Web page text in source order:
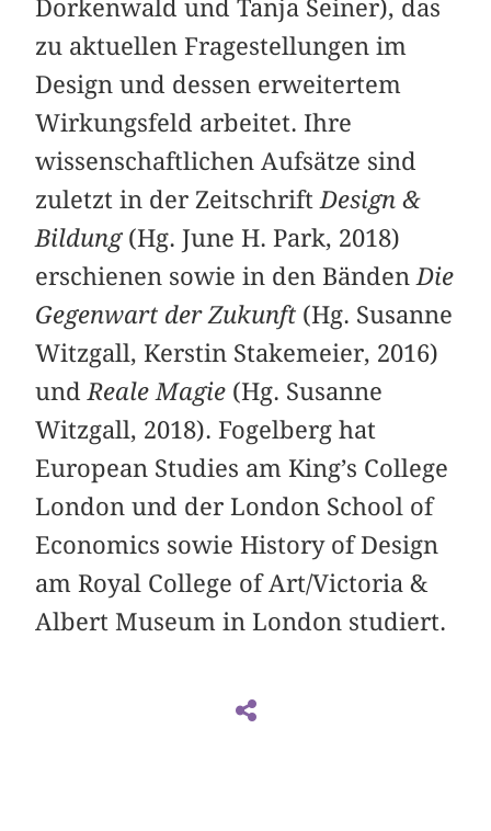
Dorkenwald und Tanja Seiner), das
zu aktuellen Fragestellungen im
Design und dessen erweitertem
Wirkungsfeld arbeitet. Ihre
wissenschaftlichen Aufsätze sind
zuletzt in der Zeitschrift Design &
Bildung(Hg. June H. Park, 2018)
erschienen sowie in den Bänden Die
Gegenwart der Zukunft (Hg. Susanne
Witzgall, Kerstin Stakemeier, 2016)
und Reale Magie (Hg. Susanne
Witzgall, 2018). Fogelberg hat
European Studies am King’s College
London und der London School of
Economics sowie History of Design
am Royal College of Art/Victoria &
Albert Museum in London studiert.